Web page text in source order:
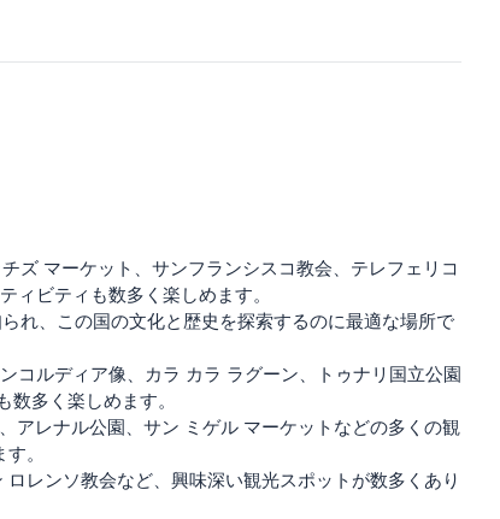
ズ マーケット、サンフランシスコ教会、テレフェリコ
ビティも数多く楽しめます。
れ、この国の文化と歴史を探索するのに最適な場所で
コルディア像、カラ カラ ラグーン、トゥナリ国立公園
多く楽しめます。
アレナル公園、サン ミゲル マーケットなどの多くの観
。
レンソ教会など、興味深い観光スポットが数多くあり